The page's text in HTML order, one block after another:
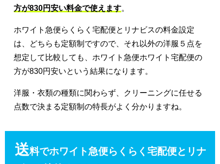
方が830円安い料金で使えます。
ホワイト急便らくらく宅配便とリナビスの料金設定
は、どちらも定額制ですので、それ以外の洋服５点を
想定して比較しても、ホワイト急便ホワイト宅配便の
方が830円安いという結果になります。
洋服・衣類の種類に関わらず、クリーニングに任せる
点数で決まる定額制の特長がよく分かりますね。
送料でホワイト急便らくらく宅配便とリナ